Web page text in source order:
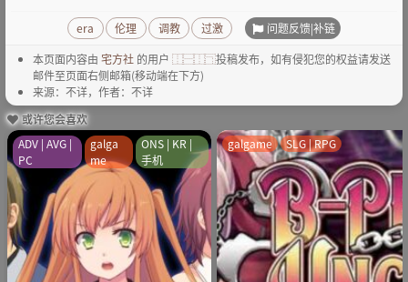
era 伦理 调教 过激 问题反馈|补链
本页面内容由 宅方社 的用户 ⿰⿱⿰⿹投稿发布，如有侵犯您的权益请发送
邮件至页面右侧邮箱(移动端在下方)
来源：不详，作者：不详
或许您会喜欢
ADV | AVG |
PC
galga
me
ONS | KR |
手机
galgame SLG | RPG